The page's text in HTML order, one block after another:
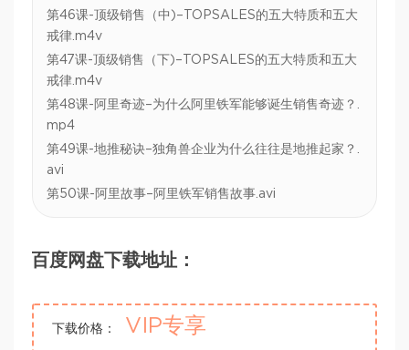
第46课-顶级销售（中)–TOPSALES的五大特质和五大
戒律.m4v
第47课-顶级销售（下)–TOPSALES的五大特质和五大
戒律.m4v
第48课-阿里奇迹–为什么阿里铁军能够诞生销售奇迹？.
mp4
第49课-地推秘诀–独角兽企业为什么往往是地推起家？.
avi
第50课-阿里故事–阿里铁军销售故事.avi
百度网盘下载地址：
下载价格： VIP专享